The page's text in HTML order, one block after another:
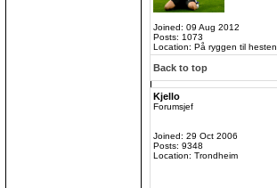
Joined: 09 Aug 2012
Posts: 1073
Location: På ryggen til hesten
Back to top
Kjello
Forumsjef
Joined: 29 Oct 2006
Posts: 9348
Location: Trondheim